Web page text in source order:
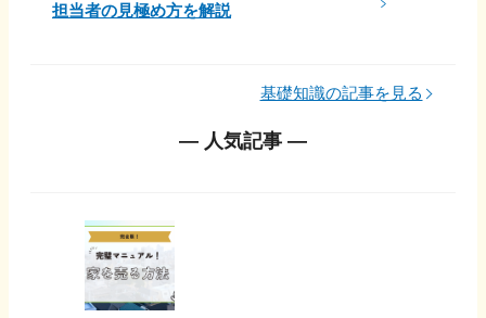
担当者の見極め方を解説
基礎知識の記事を見る
― 人気記事 ―